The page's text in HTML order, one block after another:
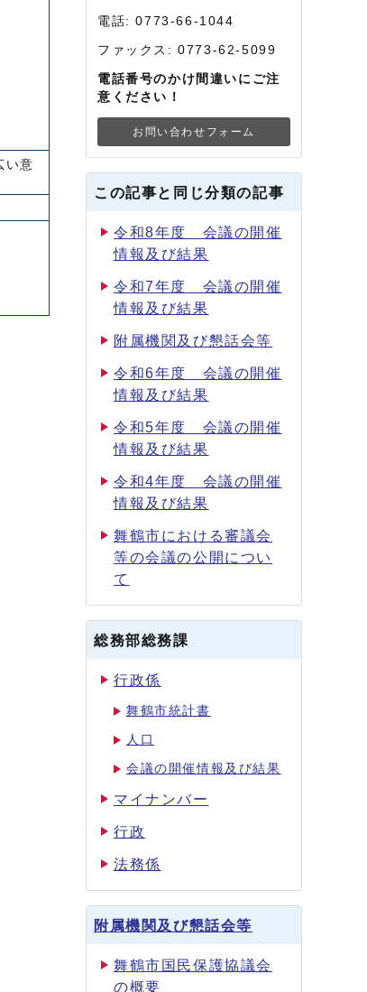
い意
電話: 0773-66-1044
ファックス: 0773-62-5099
電話番号のかけ間違いにご注
意ください！
お問い合わせフォーム
この記事と同じ分類の記事
令和8年度 会議の開催
情報及び結果
令和7年度 会議の開催
情報及び結果
附属機関及び懇話会等
令和6年度 会議の開催
情報及び結果
令和5年度 会議の開催
情報及び結果
令和4年度 会議の開催
情報及び結果
舞鶴市における審議会
等の会議の公開につい
て
総務部総務課
行政係
舞鶴市統計書
人口
会議の開催情報及び結果
マイナンバー
行政
法務係
附属機関及び懇話会等
舞鶴市国民保護協議会
の概要